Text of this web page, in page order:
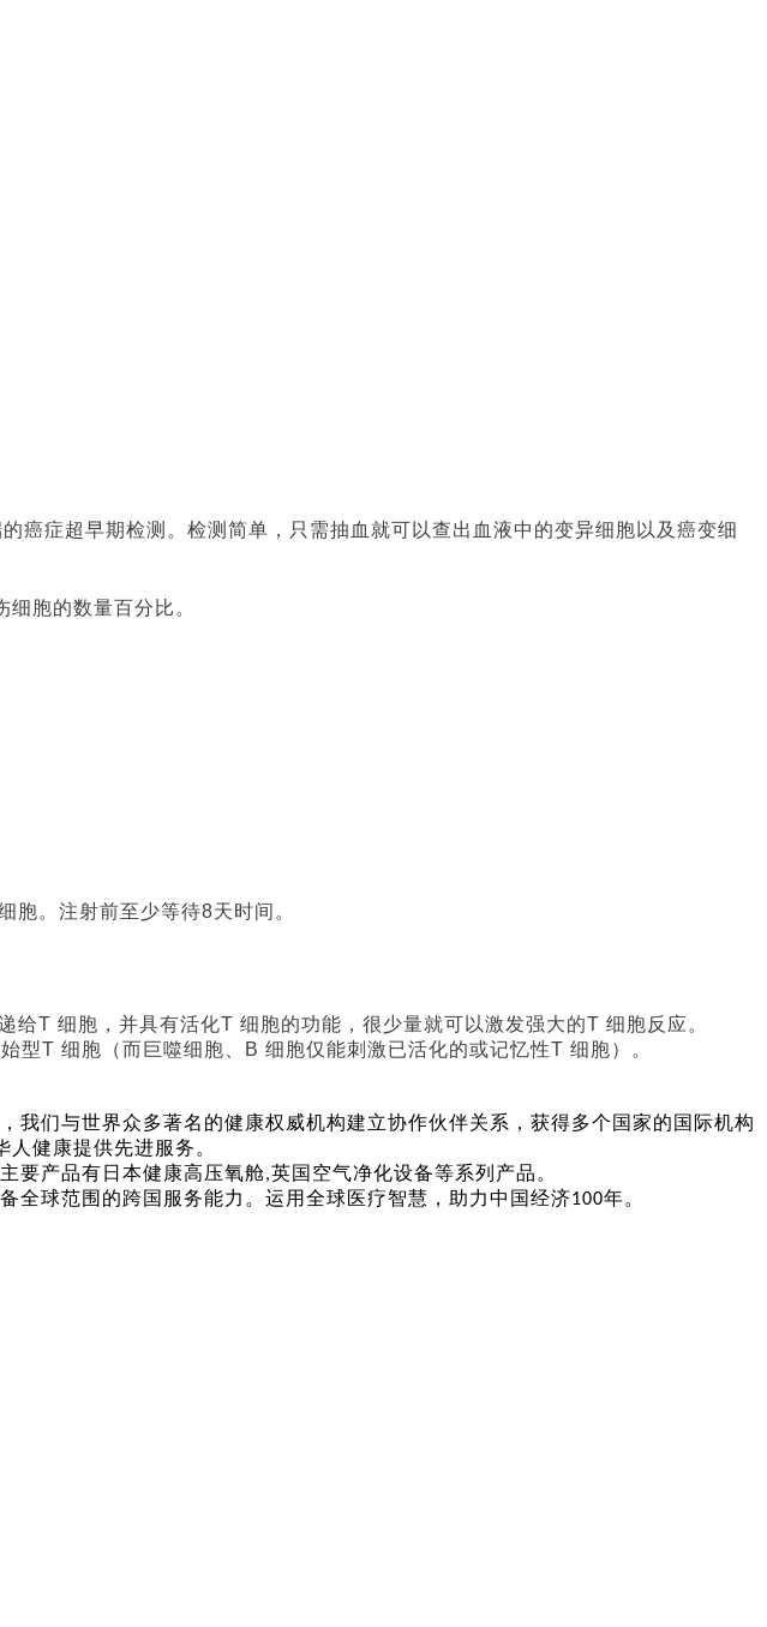
癌症超早期检测。检测简单，只需抽血就可以查出血液中的变异细胞以及癌变细
胞的数量百分比。
胞。注射前至少等待8天时间。
给T 细胞，并具有活化T 细胞的功能，很少量就可以激发强大的T 细胞反应。
型T 细胞（而巨噬细胞、 B 细胞仅能刺激已活化的或记忆性T 细胞）。
我们与世界众多著名的健康权威机构建立协作伙伴关系，获得多个国家的国际机构
人健康提供先进服务。
要产品有日本健康高压氧舱,英国空气净化设备等系列产品。
全球范围的跨国服务能力。运用全球医疗智慧，助力中国经济100年。